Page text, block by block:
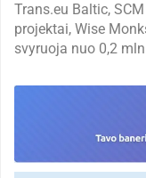
Trans.eu Baltic,
projektai, Wise
svyruoja nuo 0,2